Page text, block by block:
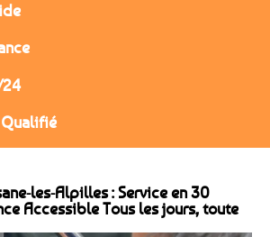
24
les-Alpilles : Service en 30
Accessible Tous les jours, toute